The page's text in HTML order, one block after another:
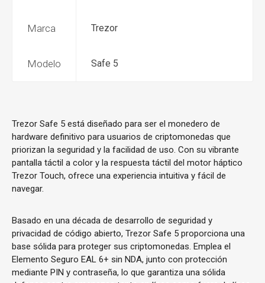
Marca Trezor
Modelo Safe 5
Trezor Safe 5 está diseñado para ser el monedero de
hardware definitivo para usuarios de criptomonedas que
priorizan la seguridad y la facilidad de uso. Con su vibrante
pantalla táctil a color y la respuesta táctil del motor háptico
Trezor Touch, ofrece una experiencia intuitiva y fácil de
navegar.
Basado en una década de desarrollo de seguridad y
privacidad de código abierto, Trezor Safe 5 proporciona una
base sólida para proteger sus criptomonedas. Emplea el
Elemento Seguro EAL 6+ sin NDA, junto con protección
mediante PIN y contraseña, lo que garantiza una sólida